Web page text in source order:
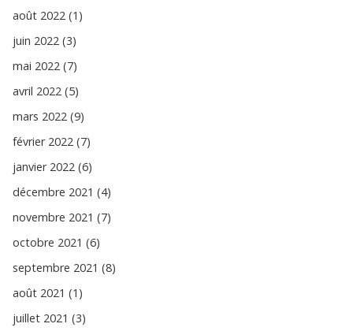
août 2022 (1)
juin 2022 (3)
mai 2022 (7)
avril 2022 (5)
mars 2022 (9)
février 2022 (7)
janvier 2022 (6)
décembre 2021 (4)
novembre 2021 (7)
octobre 2021 (6)
septembre 2021 (8)
août 2021 (1)
juillet 2021 (3)